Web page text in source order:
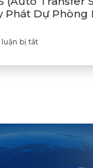
Heavy
Industries
Khẳng
Vị
Của
Bình
Minh
Điện
Bị
Dầu
Xác
Bộ
Máy
Điện
Phát Dự
bị tắtở
Điện
Tại
Sao